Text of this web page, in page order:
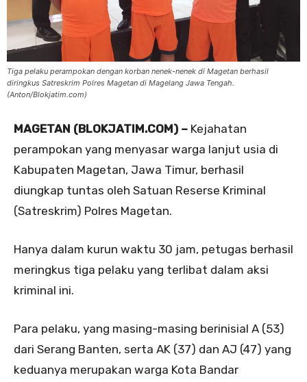
Tiga pelaku perampokan dengan korban nenek-nenek di Magetan berhasil
diringkus Satreskrim Polres Magetan di Magelang Jawa Tengah.
(Anton/Blokjatim.com)
MAGETAN (BLOKJATIM.COM) – Kejahatan
perampokan yang menyasar warga lanjut usia di
Kabupaten Magetan, Jawa Timur, berhasil
diungkap tuntas oleh Satuan Reserse Kriminal
(Satreskrim) Polres Magetan.
Hanya dalam kurun waktu 30 jam, petugas berhasil
meringkus tiga pelaku yang terlibat dalam aksi
kriminal ini.
Para pelaku, yang masing-masing berinisial A (53)
dari Serang Banten, serta AK (37) dan AJ (47) yang
keduanya merupakan warga Kota Bandar